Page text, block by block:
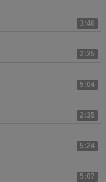
3:46
2:25
5:04
2:35
5:24
5:07